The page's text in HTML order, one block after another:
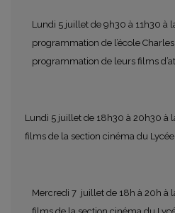
Lundi 5 juillet de 9h30 à 11h30 à
programmation de l’école
programmation de leurs films
Lundi 5 juillet de 18h30 à 20h30 à
films de la section cinéma du
Mercredi 7 juillet de 18h à 20h à